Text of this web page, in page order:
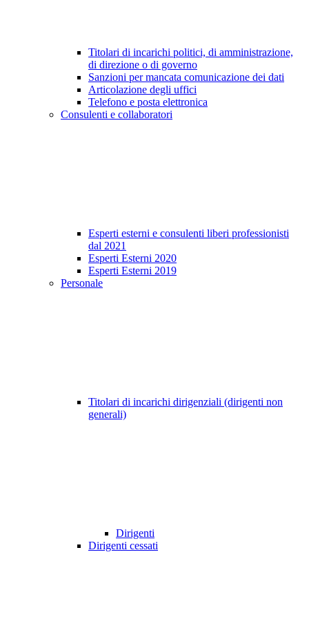
Titolari di incarichi politici, di amministrazione,
di direzione o di governo
Sanzioni per mancata comunicazione dei dati
Articolazione degli uffici
Telefono e posta elettronica
Consulenti e collaboratori
Esperti esterni e consulenti liberi professionisti
dal 2021
Esperti Esterni 2020
Esperti Esterni 2019
Personale
Titolari di incarichi dirigenziali (dirigenti non
generali)
Dirigenti
Dirigenti cessati